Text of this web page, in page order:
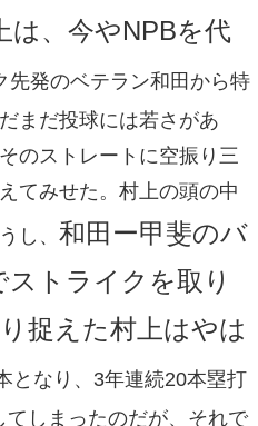
は、今やNPBを代
先発のベテラン和田から特
まだ投球には若さがあ
のストレートに空振り三
てみせた。村上の頭の中
し、 和田ー甲斐のバ
トライクを取り
捉えた村上はやは
となり、3年連続20本塁打
しまったのだが、それで